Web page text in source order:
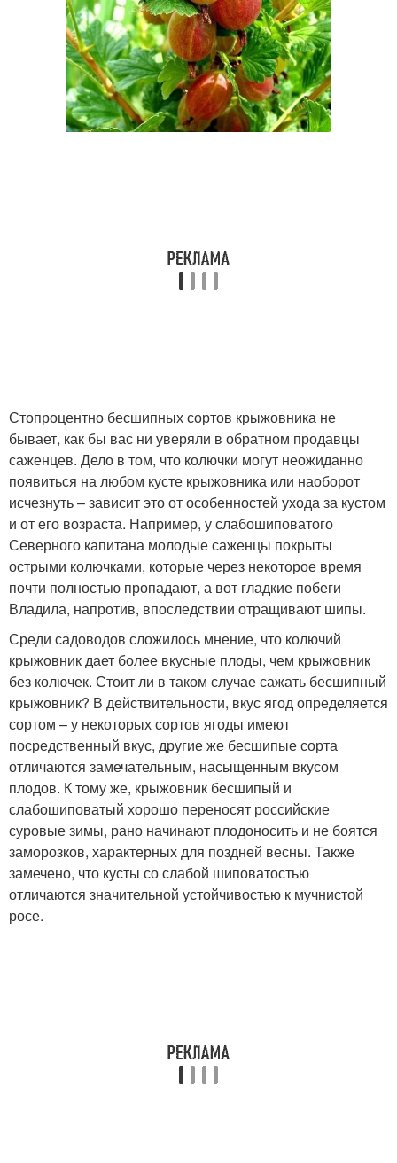
Стопроцентно бесшипных сортов крыжовника не
бывает, как бы вас ни уверяли в обратном продавцы
саженцев. Дело в том, что колючки могут неожиданно
появиться на любом кусте крыжовника или наоборот
исчезнуть – зависит это от особенностей ухода за кустом
и от его возраста. Например, у слабошиповатого
Северного капитана молодые саженцы покрыты
острыми колючками, которые через некоторое время
почти полностью пропадают, а вот гладкие побеги
Владила, напротив, впоследствии отращивают шипы.
Среди садоводов сложилось мнение, что колючий
крыжовник дает более вкусные плоды, чем крыжовник
без колючек. Стоит ли в таком случае сажать бесшипный
крыжовник? В действительности, вкус ягод определяется
сортом – у некоторых сортов ягоды имеют
посредственный вкус, другие же бесшипые сорта
отличаются замечательным, насыщенным вкусом
плодов. К тому же, крыжовник бесшипый и
слабошиповатый хорошо переносят российские
суровые зимы, рано начинают плодоносить и не боятся
заморозков, характерных для поздней весны. Также
замечено, что кусты со слабой шиповатостью
отличаются значительной устойчивостью к мучнистой
росе.